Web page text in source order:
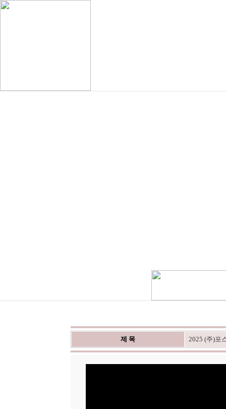
제 목 2025 (주)포